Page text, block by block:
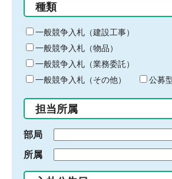
る
キ
ー
ワ
ー
ド
入
力
種類
一般競争入札（建設工事）
一般競争入札（物品）
一般競争入札（業務委託）
一般競争入札（その他）
公募
担当所属
部局
所属